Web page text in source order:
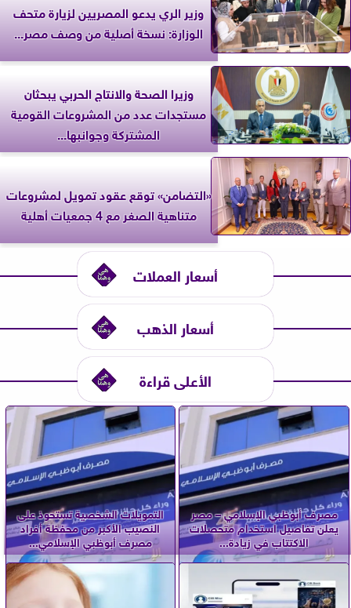
وزير الري يدعو المصريين لزيارة متحف
الوزارة: نسخة أصلية من وصف مصر...
وزيرا الصحة والانتاج الحربي يبحثان
مستجدات عدد من المشروعات القومية
المشتركة وجوانبها...
«التضامن» توقع عقود تمويل لمشروعات
متناهية الصغر مع 4 جمعيات أهلية
أسعار العملات
أسعار الذهب
الأعلى قراءة
مصرف أبوظبي الإسلامي – مصر
يعلن تفاصيل استخدام متحصلات
الاكتتاب في زيادة...
التمويلات الشخصية تستحوذ على
النصيب الأكبر من محفظة أفراد
مصرف أبوظبي الإسلامي...